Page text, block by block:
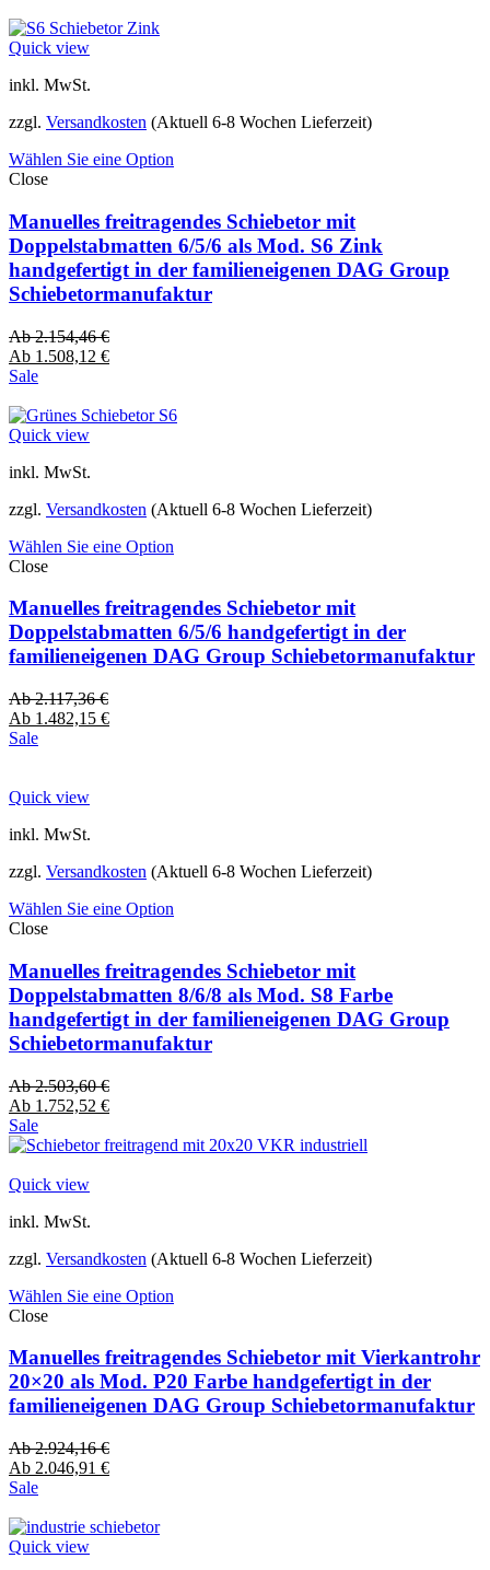
Quick view
inkl. MwSt.
zzgl. Versandkosten (Aktuell 6-8 Wochen Lieferzeit)
Wählen Sie eine Option
Close
Manuelles freitragendes Schiebetor mit
Doppelstabmatten 6/5/6 als Mod. S6 Zink
handgefertigt in der familieneigenen DAG Group
Schiebetormanufaktur
Ab2.154,46€
Ab 1.508,12 €
Sale
Quick view
inkl. MwSt.
zzgl. Versandkosten (Aktuell 6-8 Wochen Lieferzeit)
Wählen Sie eine Option
Close
Manuelles freitragendes Schiebetor mit
Doppelstabmatten 6/5/6 handgefertigt in der
familieneigenen DAG Group Schiebetormanufaktur
Ab2.117,36€
Ab 1.482,15 €
Sale
Quick view
inkl. MwSt.
zzgl. Versandkosten (Aktuell 6-8 Wochen Lieferzeit)
Wählen Sie eine Option
Close
Manuelles freitragendes Schiebetor mit
Doppelstabmatten 8/6/8 als Mod. S8 Farbe
handgefertigt in der familieneigenen DAG Group
Schiebetormanufaktur
Ab2.503,60€
Ab 1.752,52 €
Sale
Quick view
inkl. MwSt.
zzgl. Versandkosten (Aktuell 6-8 Wochen Lieferzeit)
Wählen Sie eine Option
Close
Manuelles freitragendes Schiebetor mit Vierkantrohr
20×20 als Mod. P20 Farbe handgefertigt in der
familieneigenen DAG Group Schiebetormanufaktur
Ab2.924,16€
Ab 2.046,91 €
Sale
Quick view